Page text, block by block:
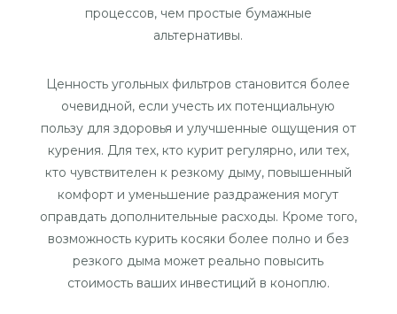
процессов, чем простые бумажные
альтернативы.
Ценность угольных фильтров становится более
очевидной, если учесть их потенциальную
пользу для здоровья и улучшенные ощущения от
курения. Для тех, кто курит регулярно, или тех,
кто чувствителен к резкому дыму, повышенный
комфорт и уменьшение раздражения могут
оправдать дополнительные расходы. Кроме того,
возможность курить косяки более полно и без
резкого дыма может реально повысить
стоимость ваших инвестиций в коноплю.